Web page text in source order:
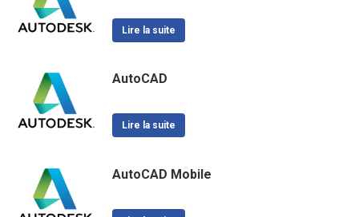
Lire la suite
AutoCAD
Lire la suite
AutoCAD Mobile